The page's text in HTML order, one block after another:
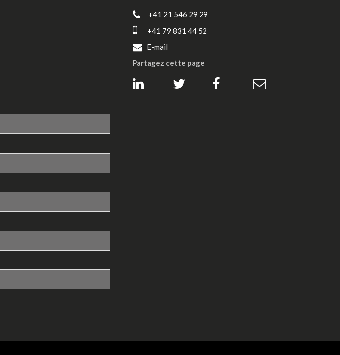
+41 21 546 29 29
+41 79 831 44 52
E-mail
Partagez cette page